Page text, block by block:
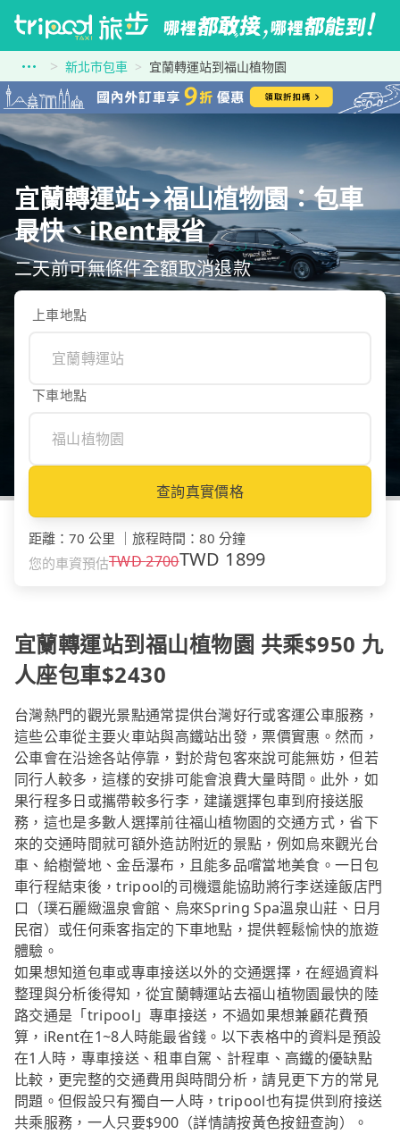
新北市包車 宜蘭轉運站到福山植物園
宜蘭轉運站→福山植物園：包車
最快、iRent最省
二天前可無條件全額取消退款
上車地點
下車地點
查詢真實價格
距離 ： 70 公里 旅程時間 ： 80 分鐘
您的車資預估TWD2700TWD 1899
宜蘭轉運站到福山植物園 共乘$950 九
人座包車$2430
台灣熱門的觀光景點通常提供台灣好行或客運公車服務，
這些公車從主要火車站與高鐵站出發，票價實惠。然而，
公車會在沿途各站停靠，對於背包客來說可能無妨，但若
同行人較多，這樣的安排可能會浪費大量時間。此外，如
果行程多日或攜帶較多行李，建議選擇包車到府接送服
務，這也是多數人選擇前往福山植物園的交通方式，省下
來的交通時間就可額外造訪附近的景點，例如烏來觀光台
車、給樹營地、金岳瀑布，且能多品嚐當地美食。一日包
車行程結束後，tripool的司機還能協助將行李送達飯店門
口（璞石麗緻溫泉會館、烏來Spring Spa溫泉山莊、日月
民宿）或任何乘客指定的下車地點，提供輕鬆愉快的旅遊
體驗。
如果想知道包車或專車接送以外的交通選擇，在經過資料
整理與分析後得知，從宜蘭轉運站去福山植物園最快的陸
路交通是「tripool」專車接送，不過如果想兼顧花費預
算，iRent在1~8人時能最省錢。以下表格中的資料是預設
在1人時，專車接送、租車自駕、計程車、高鐵的優缺點
比較，更完整的交通費用與時間分析，請見更下方的常見
問題。但假設只有獨自一人時，tripool也有提供到府接送
共乘服務，一人只要$900（詳情請按黃色按鈕查詢）。